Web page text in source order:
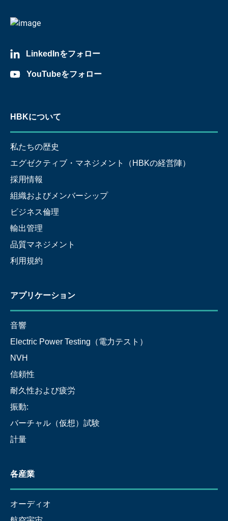
LinkedInをフォロー
YouTubeをフォロー
HBKについて
私たちの歴史
エグゼクティブ・マネジメント（HBKの経営陣）
採用情報
組織およびメンバーシップ
ビジネス倫理
輸出管理
品質マネジメント
利用規約
アプリケーション
音響
Electric Power Testing（電力テスト）
NVH
信頼性
耐久性および疲労
振動:
バーチャル（仮想）試験
計量
各産業
オーディオ